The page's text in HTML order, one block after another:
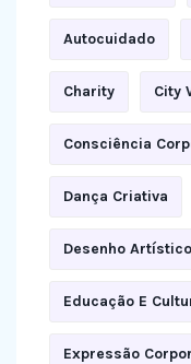
Autocuidado
Charity City
Consciência
Dança Criativa
Desenho Artístico
Educação E
Expressão